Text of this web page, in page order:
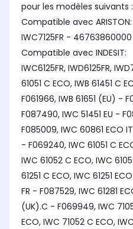
pour les modèles suivants :
Compatible avec ARISTON:
IWC7125FR - 46763860000
Compatible avec INDESIT:
IWC6125FR, IWD6125FR,
61051 C ECO, IWB 61451 C
F061966, IWB 61651 (EU) -
F087490, IWC 51451 EU -
F085009, IWC 60861 ECO
- F069240, IWC 61051 C
IWC 61052 C ECO, IWC
61251 C ECO, IWC 61251
FR - F087529, IWC 61281
(UK).C - F069949, IWC
ECO, IWC 71052 C ECO,